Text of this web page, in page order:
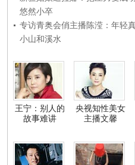
悠然小卒
专访青奥会俏主播陈滢：年轻
小山和溪水
王宁：别人的
故事难讲
央视知性美女
主播文馨